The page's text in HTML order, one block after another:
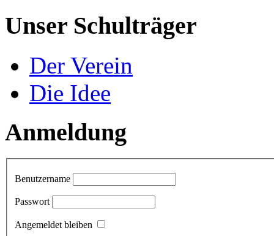
Unser Schulträger
Der Verein
Die Idee
Anmeldung
Benutzername
Passwort
Angemeldet bleiben